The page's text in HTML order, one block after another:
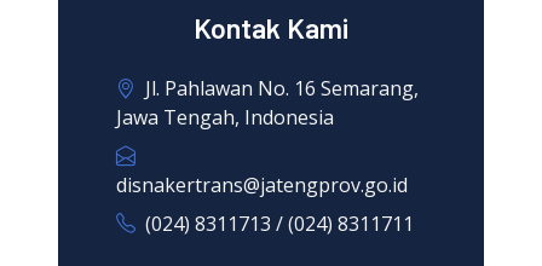
Kontak Kami
Jl. Pahlawan No. 16 Semarang,
Jawa Tengah, Indonesia
disnakertrans@jatengprov.go.id
(024) 8311713 / (024) 8311711